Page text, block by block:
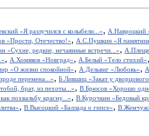
«Я разлучился с колыбели...», А.Навроцкий
«Прости, Отечество!», А.С.Пушкин «Я памятник
«Сухие, редкие, нечаянные встречи...»,
, А.Хомяков «Новград», А.Белый «Тело стихий»,
«О жизни спокойной», А.Дельвиг «Любовь»,
перемена...», Б.Лившиц «Закат у
брат, из пехоты...», В.Брюсов «Хорошо
похвальбу красну...», В.Курочкин «Бедовый
, В.Высоцкий «Баллада о гипсе»,